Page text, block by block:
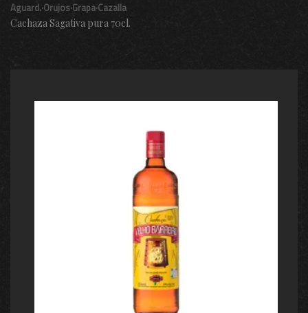
Aguard.·Orujos·Grapa·Cazalla
Cachaza Sagativa pura 70cl.